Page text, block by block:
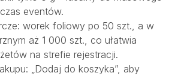
eventów.
worek foliowy po 50 szt., a w
aż 1 000 szt., co ułatwia
na strefie rejestracji.
„Dodaj do koszyka”, aby